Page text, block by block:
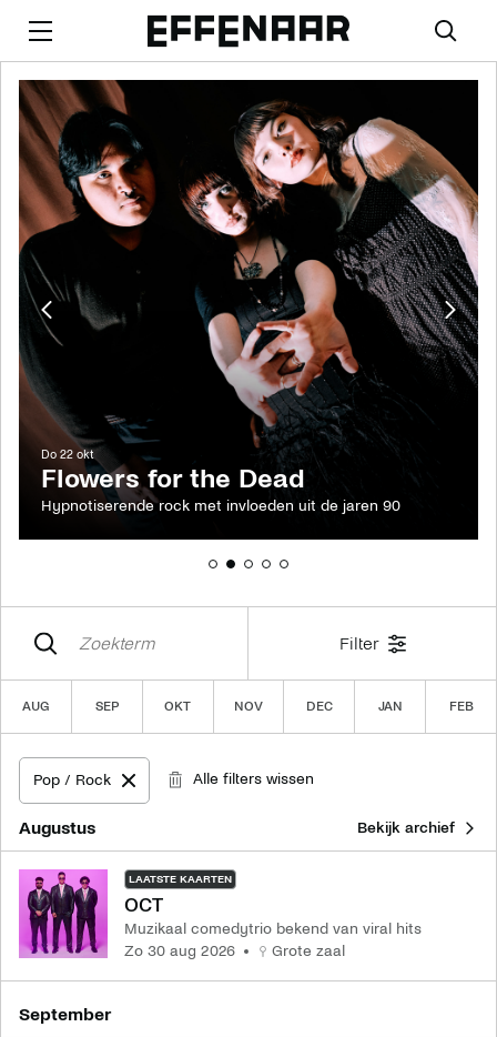
do 22 okt
Flowers for the Dead
Hypnotiserende rock met invloeden uit de jaren 90
Vorige
afbeelding
Filter
AUG SEP OKT NOV DEC JAN FEB
Verwijder filter Pop / Rock
Pop / Rock Alle filters wissen
Bekijk archief
augustus
LAATSTE KAARTEN
OCT
Muzikaal comedytrio bekend van viral hits
zo 30 aug 2026
Grote zaal
september